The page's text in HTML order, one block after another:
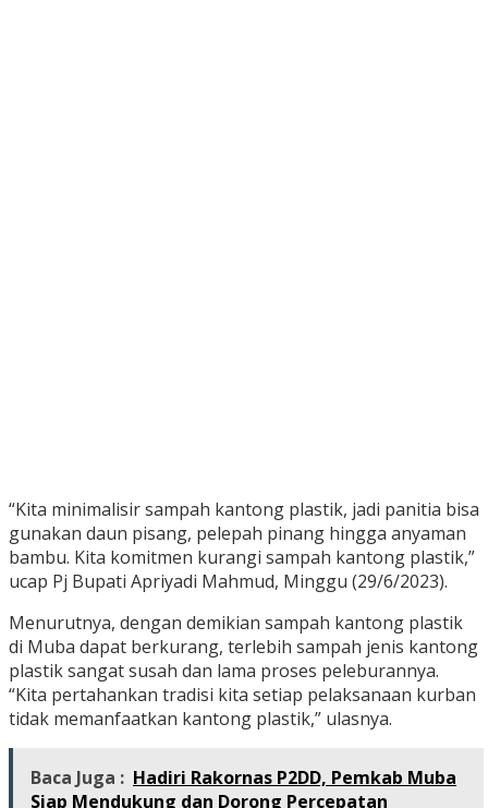
“Kita minimalisir sampah kantong plastik, jadi panitia bisa
gunakan daun pisang, pelepah pinang hingga anyaman
bambu. Kita komitmen kurangi sampah kantong plastik,”
ucap Pj Bupati Apriyadi Mahmud, Minggu (29/6/2023).
Menurutnya, dengan demikian sampah kantong plastik
di Muba dapat berkurang, terlebih sampah jenis kantong
plastik sangat susah dan lama proses peleburannya.
“Kita pertahankan tradisi kita setiap pelaksanaan kurban
tidak memanfaatkan kantong plastik,” ulasnya.
Baca Juga : Hadiri Rakornas P2DD, Pemkab Muba
Siap Mendukung dan Dorong Percepatan